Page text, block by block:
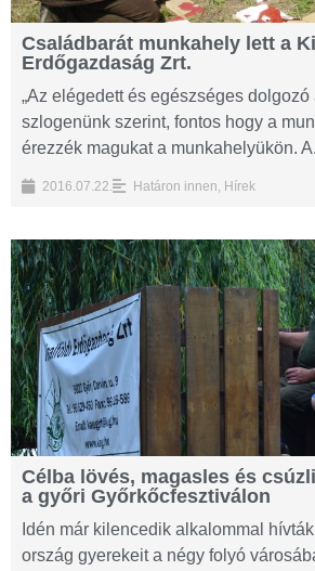
Családbarát munkahely lett a
Erdőgazdaság Zrt.
„Az elégedett és egészséges
szlogenünk szerint, fontos hogy a
érezzék magukat a munkahelyükön.
2016.07.22. Határon innen, Hírek
Célba lövés, magasles és
a győri Győrkőcfesztiválon
Idén már kilencedik alkalommal
ország gyerekeit a négy folyó